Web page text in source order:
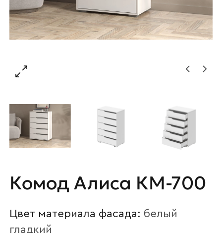
Комод Алиса КМ-700
Цвет материала фасада: белый
гладкий